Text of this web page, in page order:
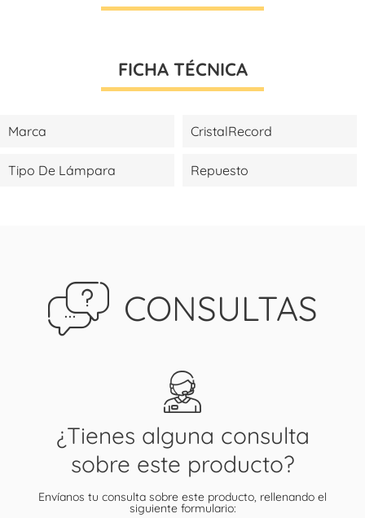
FICHA TÉCNICA
Marca CristalRecord
Tipo De Lámpara Repuesto
CONSULTAS
¿Tienes alguna consulta
sobre este producto?
Envíanos tu consulta sobre este producto, rellenando el
siguiente formulario: